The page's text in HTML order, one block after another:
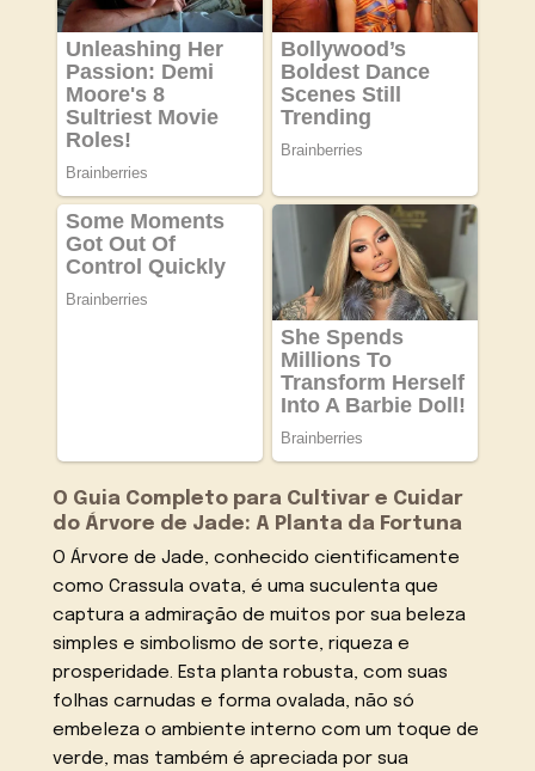
O Guia Completo para Cultivar e Cuidar
do Árvore de Jade: A Planta da Fortuna
O Árvore de Jade, conhecido cientificamente
como Crassula ovata, é uma suculenta que
captura a admiração de muitos por sua beleza
simples e simbolismo de sorte, riqueza e
prosperidade. Esta planta robusta, com suas
folhas carnudas e forma ovalada, não só
embeleza o ambiente interno com um toque de
verde, mas também é apreciada por sua